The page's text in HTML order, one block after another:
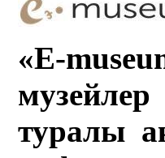
«E-
туралы